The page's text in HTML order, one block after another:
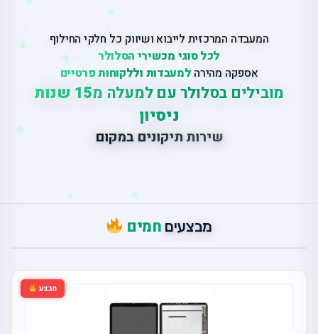
המעבדה המרכזית לייבוא ושיווק כל חלקי החילוף
לכל סוגי מכשירי הסלולר
אספקה מהירה למעבדות וללקוחות פרטיים
מובילים בסלולר עם למעלה מ
15 שנות
ניסיון
שירות תיקונים במקום
מבצעים חמים
מבצע